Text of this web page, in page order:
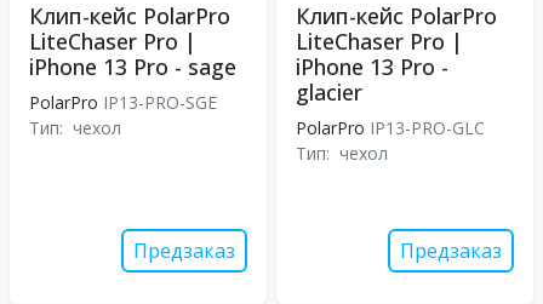
Клип-кейс PolarPro
LiteChaser Pro |
iPhone 13 Pro - sage
PolarPro IP13-PRO-SGE
Тип: чехол
Предзаказ
Клип-кейс PolarPro
LiteChaser Pro |
iPhone 13 Pro -
glacier
PolarPro IP13-PRO-GLC
Тип: чехол
Предзаказ